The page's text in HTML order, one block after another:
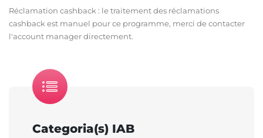
Réclamation cashback : le traitement des réclamations
cashback est manuel pour ce programme, merci de contacter
l'account manager directement.
Categoria(s) IAB